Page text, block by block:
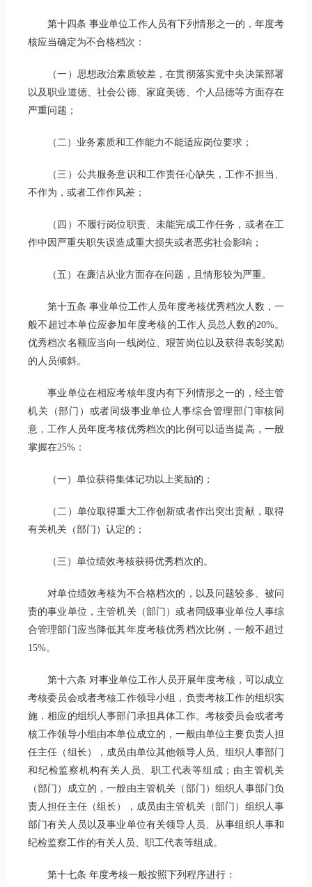
第十四条 事业单位工作人员有下列情形之一的，年度考
核应当确定为不合格档次：
（一）思想政治素质较差，在贯彻落实党中央决策部署
以及职业道德、社会公德、家庭美德、个人品德等方面存在
严重问题；
（二）业务素质和工作能力不能适应岗位要求；
（三）公共服务意识和工作责任心缺失，工作不担当、
不作为，或者工作作风差；
（四）不履行岗位职责、未能完成工作任务，或者在工
作中因严重失职失误造成重大损失或者恶劣社会影响；
（五）在廉洁从业方面存在问题，且情形较为严重。
第十五条 事业单位工作人员年度考核优秀档次人数，一
般不超过本单位应参加年度考核的工作人员总人数的20%。
优秀档次名额应当向一线岗位、艰苦岗位以及获得表彰奖励
的人员倾斜。
事业单位在相应考核年度内有下列情形之一的，经主管
机关（部门）或者同级事业单位人事综合管理部门审核同
意，工作人员年度考核优秀档次的比例可以适当提高，一般
掌握在25%：
（一）单位获得集体记功以上奖励的；
（二）单位取得重大工作创新或者作出突出贡献，取得
有关机关（部门）认定的；
（三）单位绩效考核获得优秀档次的。
对单位绩效考核为不合格档次的，以及问题较多、被问
责的事业单位，主管机关（部门）或者同级事业单位人事综
合管理部门应当降低其年度考核优秀档次比例，一般不超过
15%。
第十六条 对事业单位工作人员开展年度考核，可以成立
考核委员会或者考核工作领导小组，负责考核工作的组织实
施，相应的组织人事部门承担具体工作。考核委员会或者考
核工作领导小组由本单位成立的，一般由单位主要负责人担
任主任（组长），成员由单位其他领导人员、组织人事部门
和纪检监察机构有关人员、职工代表等组成；由主管机关
（部门）成立的，一般由主管机关（部门）组织人事部门负
责人担任主任（组长），成员由主管机关（部门）组织人事
部门有关人员以及事业单位有关领导人员、从事组织人事和
纪检监察工作的有关人员、职工代表等组成。
第十七条 年度考核一般按照下列程序进行：